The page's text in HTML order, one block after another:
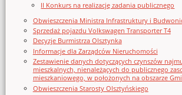
II Konkurs na realizację zadania publicznego
Obwieszczenia Ministra Infrastruktury i
Sprzedaż pojazdu Volkswagen Transporter T4
Decyzje Burmistrza Olsztynka
Informacje dla Zarządców Nieruchomości
Zestawienie danych dotyczących czynszów
mieszkalnych, nienależących do publicznego
mieszkaniowego, w położonych na obszarze
Obwieszczenia Starosty Olsztyńskiego